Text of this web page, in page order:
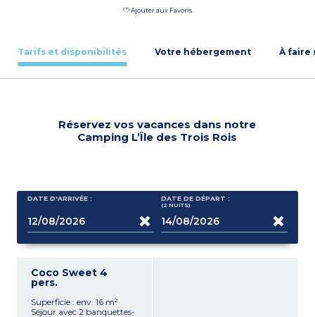
Ajouter aux Favoris
Tarifs et disponibilités Votre hébergement À faire
Réservez vos vacances dans notre
Camping L’Île des Trois Rois
DATE D'ARRIVÉE : DATE DE DÉPART :
(2 NUITS)
Coco Sweet 4
pers.
Superficie : env. 16 m²
Séjour avec 2 banquettes-